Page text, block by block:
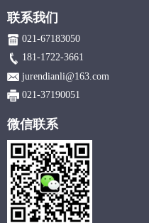
联系我们
021-67183050
181-1722-3661
jurendianli@163.com
021-37190051
微信联系